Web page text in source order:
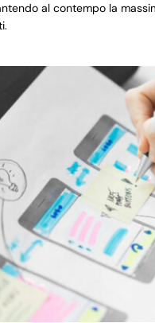
al contempo la